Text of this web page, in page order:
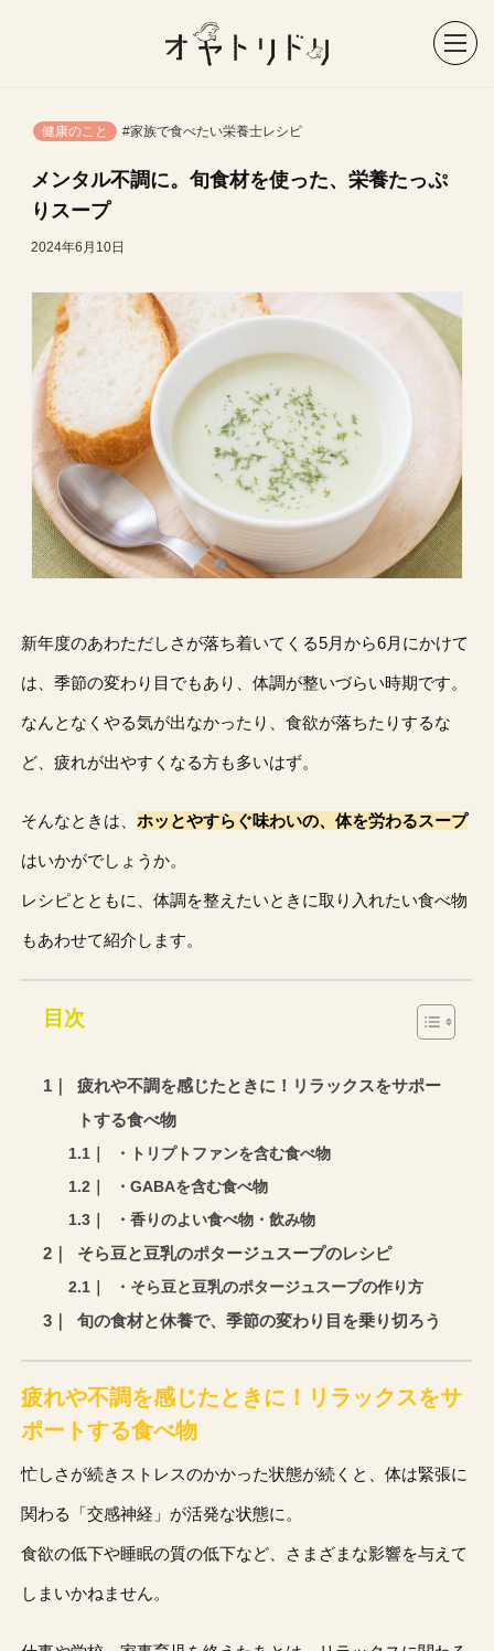
健康のこと #家族で食べたい栄養士レシピ
メンタル不調に。旬食材を使った、栄養たっぷ
りスープ
2024年6月10日
新年度のあわただしさが落ち着いてくる5月から6月にかけて
は、季節の変わり目でもあり、体調が整いづらい時期です。
なんとなくやる気が出なかったり、食欲が落ちたりするな
ど、疲れが出やすくなる方も多いはず。
そんなときは、ホッとやすらぐ味わいの、体を労わるスープ
はいかがでしょうか。
レシピとともに、体調を整えたいときに取り入れたい食べ物
もあわせて紹介します。
目次
疲れや不調を感じたときに！リラックスをサポー
トする食べ物
・トリプトファンを含む食べ物
・GABAを含む食べ物
・香りのよい食べ物・飲み物
そら豆と豆乳のポタージュスープのレシピ
・そら豆と豆乳のポタージュスープの作り方
旬の食材と休養で、季節の変わり目を乗り切ろう
疲れや不調を感じたときに！リラックスをサ
ポートする食べ物
忙しさが続きストレスのかかった状態が続くと、体は緊張に
関わる「交感神経」が活発な状態に。
食欲の低下や睡眠の質の低下など、さまざまな影響を与えて
しまいかねません。